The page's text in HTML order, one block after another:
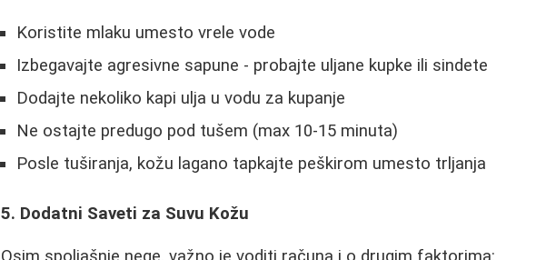
Koristite mlaku umesto vrele vode
Izbegavajte agresivne sapune - probajte uljane kupke ili sindete
Dodajte nekoliko kapi ulja u vodu za kupanje
Ne ostajte predugo pod tušem (max 10-15 minuta)
Posle tuširanja, kožu lagano tapkajte peškirom umesto trljanja
5. Dodatni Saveti za Suvu Kožu
Osim spoljašnje nege, važno je voditi računa i o drugim faktorima: